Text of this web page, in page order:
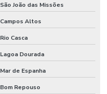
São João das Missões
Campos Altos
Rio Casca
Lagoa Dourada
Mar de Espanha
Bom Repouso